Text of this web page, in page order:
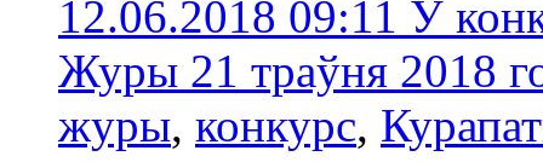
12.06.2018 09:11 У
Журы 21 траўня 2018
журы, конкурc,